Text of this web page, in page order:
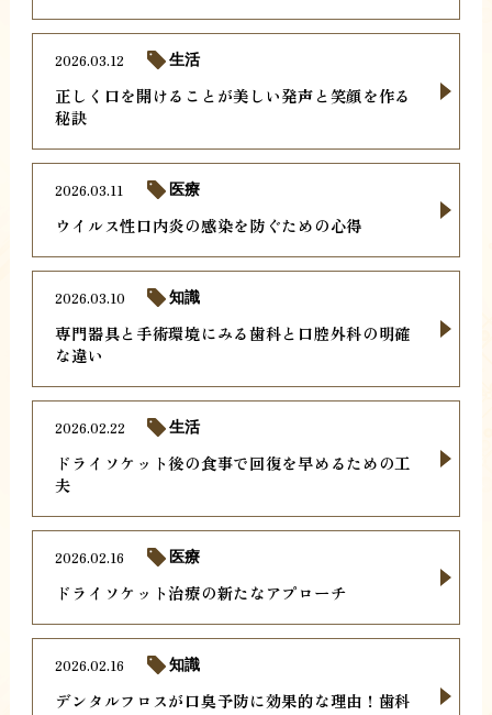
正しく口を開けることが美しい発声と笑顔を作る
秘訣
2026.03.12 生活
ウイルス性口内炎の感染を防ぐための心得
2026.03.11 医療
専門器具と手術環境にみる歯科と口腔外科の明確
な違い
2026.03.10 知識
ドライソケット後の食事で回復を早めるための工
夫
2026.02.22 生活
ドライソケット治療の新たなアプローチ
2026.02.16 医療
デンタルフロスが口臭予防に効果的な理由！歯科
2026.02.16 知識